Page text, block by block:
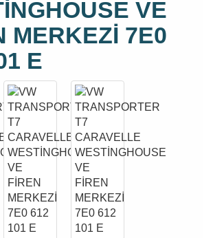
VE
MERKEZİ 7E0
E